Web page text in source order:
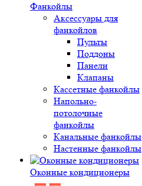
Фанкойлы
Аксессуары для
фанкойлов
Пульты
Поддоны
Панели
Клапаны
Кассетные фанкойлы
Напольно-
потолочные
фанкойлы
Канальные фанкойлы
Настенные фанкойлы
Оконные кондиционеры